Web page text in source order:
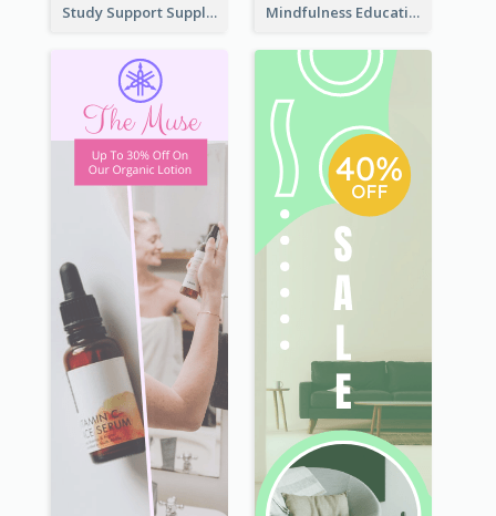
Study Support Supplement Wide Skyscraper Banner Design Mindfulness Education Wide Skyscraper Banner